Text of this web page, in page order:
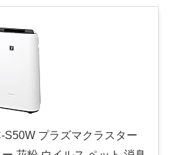
S50W プラズマクラスター